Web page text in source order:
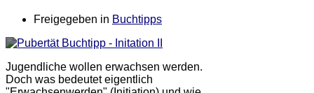
Freigegeben in Buchtipps
Jugendliche wollen erwachsen werden.
Doch was bedeutet eigentlich